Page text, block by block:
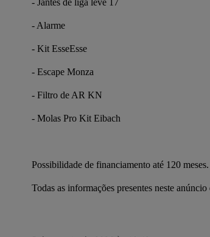
- Jantes de liga leve 17
- Alarme
- Kit EsseEsse
- Escape Monza
- Filtro de AR KN
- Molas Pro Kit Eibach
Possibilidade de financiamento até 120 meses.
Todas as informações presentes neste